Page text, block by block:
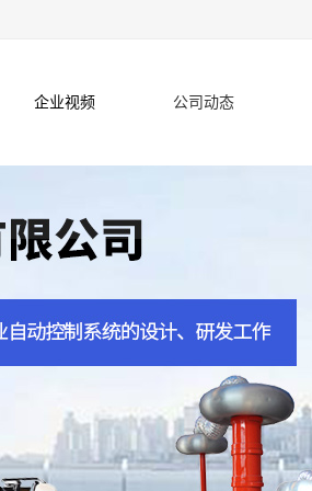
企业视频 公司动态